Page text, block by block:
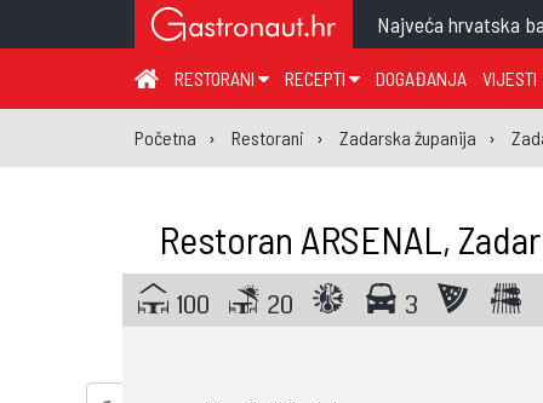
Najveća hrvatska
RESTORANI
ZAGREB I ZAGREBAČKA ŽUPANIJA
MEĐIMURSKA ŽUPANIJA
KOPRIVNIČKO-KRIŽEVAČKA ŽUPANIJA
PRIMORSKO-GORANSKA ŽUPANIJA
VIROVITIČKO-PODRAVSKA ŽUPANIJA
RECEPTI
JUHA
GLAVNO JELO
SALATA
PIZZA
DOGAĐANJA VIJESTI
Početna Restorani Zadarska županija
Restoran ARSENAL, Zadar
100 20 3